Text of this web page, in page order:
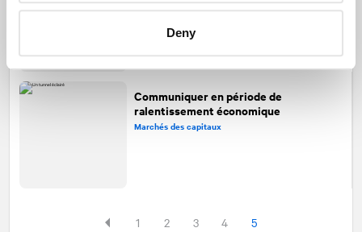
Deny
Marchés des capitaux
Communiquer en période de
ralentissement économique
Marchés des capitaux
1 2 3 4 5